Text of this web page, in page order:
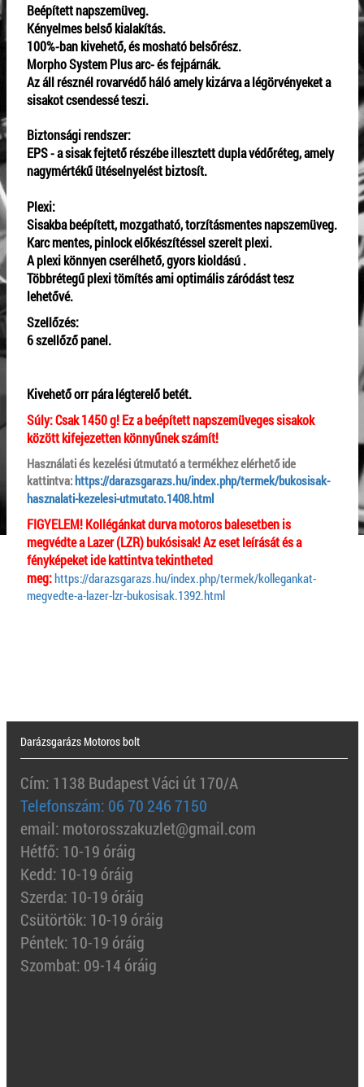
Beépített napszemüveg.
Kényelmes belső kialakítás.
100%-ban kivehető, és mosható belsőrész.
Morpho System Plus arc- és fejpárnák.
Az áll résznél rovarvédő háló amely kizárva a légörvényeket a
sisakot csendessé teszi.
Biztonsági rendszer:
EPS - a sisak fejtető részébe illesztett dupla védőréteg, amely
nagymértékű ütéselnyelést biztosít.
Plexi:
Sisakba beépített, mozgatható, torzításmentes napszemüveg.
Karc mentes, pinlock előkészítéssel szerelt plexi.
A plexi könnyen cserélhető, gyors kioldású .
Többrétegű plexi tömítés ami optimális záródást tesz
lehetővé.
Szellőzés:
6 szellőző panel.
Kivehető orr pára légterelő betét.
Súly:Csak 1450 g! Ez a beépített napszemüveges sisakok
között kifejezetten könnyűnek számít!
Használati és kezelési útmutató a termékhez elérhető ide
kattintva:https://darazsgarazs.hu/index.php/termek/bukosisak-
hasznalati-kezelesi-utmutato.1408.html
FIGYELEM! Kollégánkat durva motoros balesetben is
megvédte a Lazer (LZR) bukósisak! Az eset leírását és a
fényképeket ide kattintva tekintheted
meg:https://darazsgarazs.hu/index.php/termek/kollegankat-
megvedte-a-lazer-lzr-bukosisak.1392.html
Darázsgarázs Motoros bolt
Cím: 1138 Budapest Váci út 170/A
Telefonszám: 06 70 246 7150
email: motorosszakuzlet@gmail.com
Hétfő: 10-19 óráig
Kedd: 10-19 óráig
Szerda: 10-19 óráig
Csütörtök: 10-19 óráig
Péntek: 10-19 óráig
Szombat: 09-14 óráig